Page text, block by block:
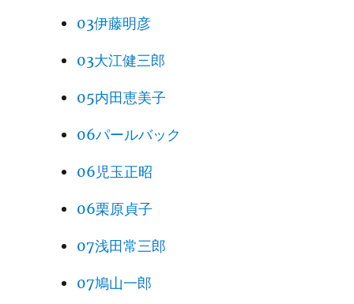
03伊藤明彦
03大江健三郎
05内田恵美子
06パールバック
06児玉正昭
06栗原貞子
07浅田常三郎
07鳩山一郎